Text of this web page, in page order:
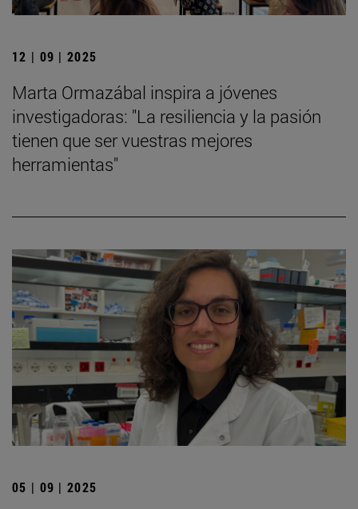
12 | 09 | 2025
Marta Ormazábal inspira a jóvenes
investigadoras: "La resiliencia y la pasión
tienen que ser vuestras mejores
herramientas"
05 | 09 | 2025